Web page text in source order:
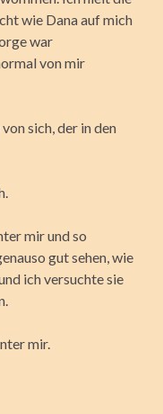
wie Dana auf mich
war
von mir
sich, der in den
mir und so
gut sehen, wie
ich versuchte sie
mir.